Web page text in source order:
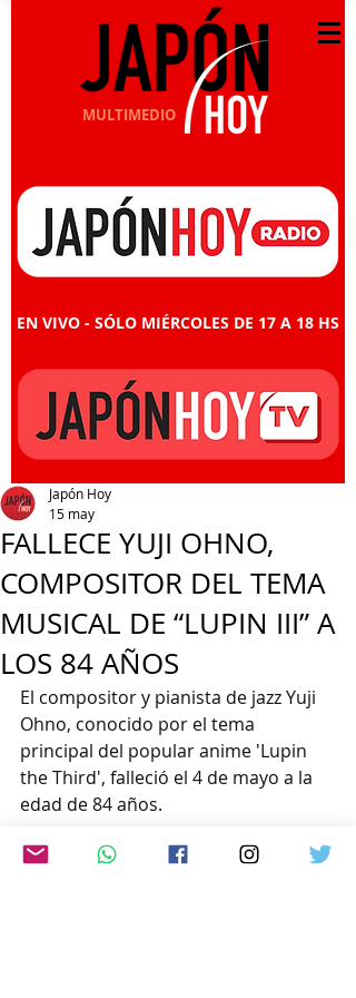
MULTIMEDIO
EN VIVO - SÓLO MIÉRCOLES DE 17 A 18 HS
FALLECE YUJI OHNO,
COMPOSITOR DEL TEMA
MUSICAL DE “LUPIN III” A
LOS 84 AÑOS
Japón Hoy
15 may
El compositor y pianista de jazz Yuji
Ohno, conocido por el tema
principal del popular anime 'Lupin
the Third', falleció el 4 de mayo a la
edad de 84 años.
www.japon-hoy.com.ar